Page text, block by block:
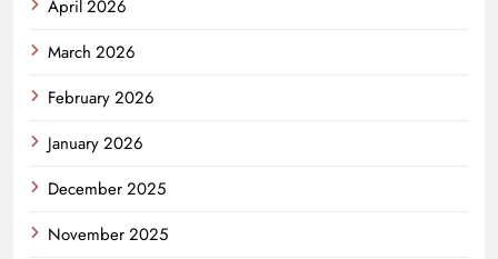
April 2026
March 2026
February 2026
January 2026
December 2025
November 2025